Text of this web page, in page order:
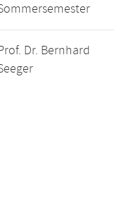
Dr. Bernhard